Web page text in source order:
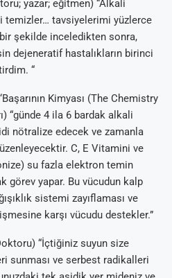
yazar; eğitmen) “Alkali
temizler… tavsiyelerimi yüzlerce
şekilde inceledikten sonra,
dejeneratif hastalıkların birinci
“
Kimyası (The Chemistry
“günde 4 ila 6 bardak alkali
nötralize edecek ve zamanla
C, E Vitamini ve
su fazla elektron temin
görev yapar. Bu vücudun kalp
sistemi zayıflaması ve
karşı vücudu destekler.”
“İçtiğiniz suyun size
sunması ve serbest radikalleri